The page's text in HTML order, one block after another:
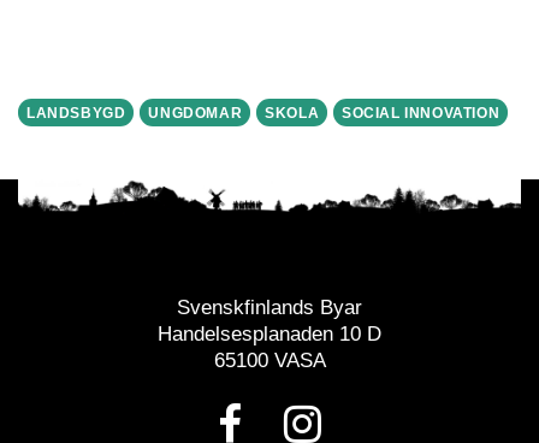
LANDSBYGD UNGDOMAR SKOLA SOCIAL INNOVATION
Svenskfinlands Byar
Handelsesplanaden 10 D
65100 VASA